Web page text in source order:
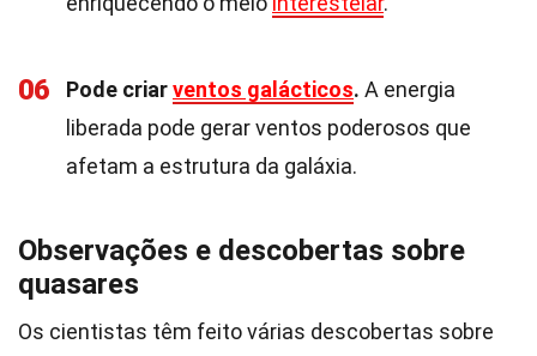
06 Pode criarventos galácticos. A energia
liberada pode gerar ventos poderosos que
afetam a estrutura da galáxia.
Observações e descobertas sobre
quasares
Os cientistas têm feito várias descobertas sobre